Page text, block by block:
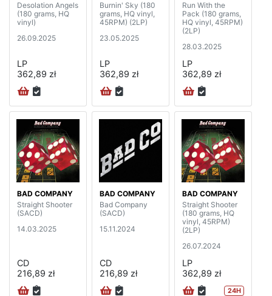
Desolation Angels
(180 grams, HQ
vinyl)
26.09.2025
LP
362,89 zł
Burnin' Sky (180
grams, HQ vinyl,
45RPM) (2LP)
23.05.2025
LP
362,89 zł
Run With the
Pack (180 grams,
HQ vinyl, 45RPM)
(2LP)
28.03.2025
LP
362,89 zł
BAD COMPANY
Straight Shooter
(SACD)
14.03.2025
CD
216,89 zł
BAD COMPANY
Bad Company
(SACD)
15.11.2024
CD
216,89 zł
BAD COMPANY
Straight Shooter
(180 grams, HQ
vinyl, 45RPM)
(2LP)
26.07.2024
LP
362,89 zł
24H